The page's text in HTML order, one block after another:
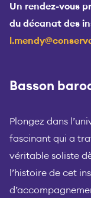
Un rendez-vous
du décanat des
Basson
Plongez dans
fascinant qui a
véritable soliste
l’histoire de cet